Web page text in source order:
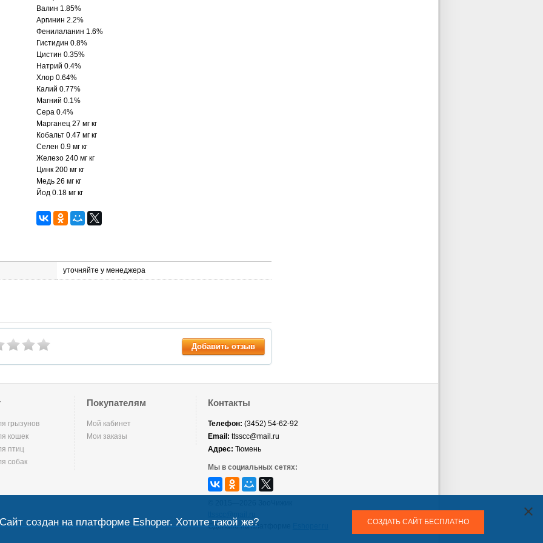
Валин 1.85%
Аргинин 2.2%
Фенилаланин 1.6%
Гистидин 0.8%
Цистин 0.35%
Натрий 0.4%
Хлор 0.64%
Калий 0.77%
Магний 0.1%
Сера 0.4%
Марганец 27 мг кг
Кобальт 0.47 мг кг
Селен 0.9 мг кг
Железо 240 мг кг
Цинк 200 мг кг
Медь 26 мг кг
Йод 0.18 мг кг
уточняйте у менеджера
Добавить отзыв
грызунов
кошек
птиц
собак
Покупателям
Мой кабинет
Мои заказы
Контакты
Телефон: (3452) 54-62-92
Email: ttsscc@mail.ru
Адрес: Тюмень
Мы в социальных сетях:
Сделано на платформе
Сайт создан на платформе Eshoper. Хотите такой же? СОЗДАТЬ САЙТ БЕСПЛАТНО